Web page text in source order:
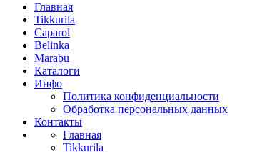
Главная
Tikkurila
Caparol
Belinka
Marabu
Каталоги
Инфо
Политика конфиденциальности
Обработка персональных данных
Контакты
Главная
Tikkurila